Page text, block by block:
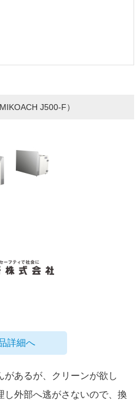
J500-F）
詳細へ
があるが、クリーンが欲し
し外部へ逃がさないので、換